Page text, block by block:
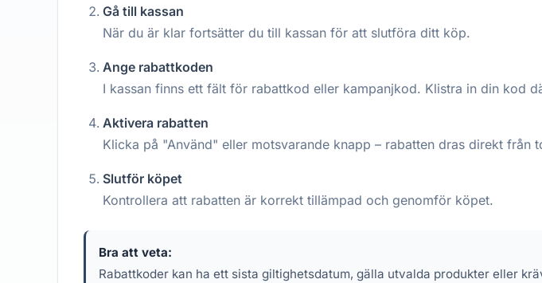
Gå till kassan
När du är klar fortsätter du till kassan för att slutföra ditt köp.
Ange rabattkoden
I kassan finns ett fält för rabattkod eller kampanjkod. Klistra in din kod
Aktivera rabatten
Klicka på "Använd" eller motsvarande knapp – rabatten dras direkt från
Slutför köpet
Kontrollera att rabatten är korrekt tillämpad och genomför köpet.
Bra att veta:
Rabattkoder kan ha ett sista giltighetsdatum, gälla utvalda produkter eller